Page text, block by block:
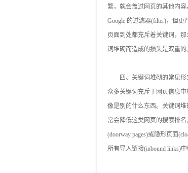
繁，就会盖过网页的其他内
Google 的过滤器(filter)，但
页面到处都充斥着关键词，
词堆砌而造成的损失是双重的
四、关键词堆砌的常见形
众多关键词充斥于网页信息
像是别的什么东西。关键词
常会降低这类网页的搜索排
(doorway pages)或隐形页面
所有导入链接(inbound links)